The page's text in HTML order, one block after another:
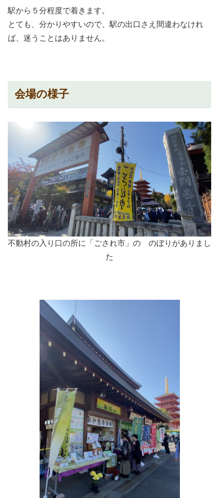
駅から５分程度で着きます。
とても、分かりやすいので、駅の出口さえ間違わなけれ
ば、迷うことはありません。
会場の様子
不動村の入り口の所に「ごされ市」の のぼりがありまし
た